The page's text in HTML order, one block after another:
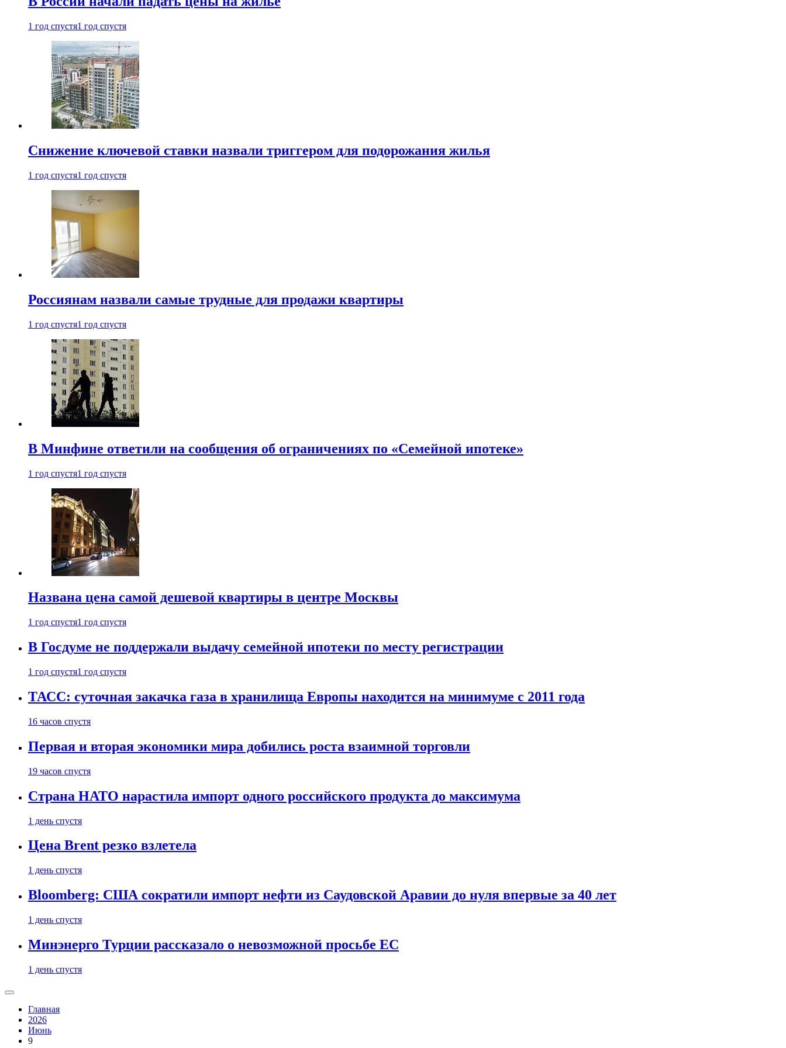
1 год спустя1 год спустя
Снижение ключевой ставки назвали триггером для подорожания жилья
1 год спустя1 год спустя
Россиянам назвали самые трудные для продажи квартиры
1 год спустя1 год спустя
В Минфине ответили на сообщения об ограничениях по «Семейной ипотеке»
1 год спустя1 год спустя
Названа цена самой дешевой квартиры в центре Москвы
1 год спустя1 год спустя
В Госдуме не поддержали выдачу семейной ипотеки по месту регистрации
1 год спустя1 год спустя
ТАСС: суточная закачка газа в хранилища Европы находится на минимуме с 2011 года
16 часов спустя
Первая и вторая экономики мира добились роста взаимной торговли
19 часов спустя
Страна НАТО нарастила импорт одного российского продукта до максимума
1 день спустя
Цена Brent резко взлетела
1 день спустя
Bloomberg: США сократили импорт нефти из Саудовской Аравии до нуля впервые за 40 лет
1 день спустя
Минэнерго Турции рассказало о невозможной просьбе ЕС
1 день спустя
Главная
2026
Июнь
9